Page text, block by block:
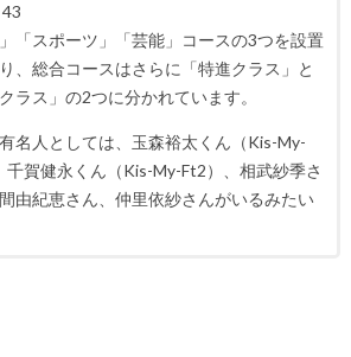
」「スポーツ」「芸能」コースの3つを設置
、総合コースはさらに「特進クラス」と
クラス」の2つに分かれています。
名人としては、玉森裕太くん（Kis-My-
千賀健永くん（Kis-My-Ft2）、相武紗季さ
由紀恵さん、仲里依紗さんがいるみたい